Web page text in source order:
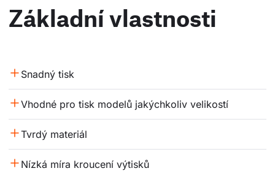
Základní vlastnosti
Snadný tisk
Vhodné pro tisk modelů jakýchkoliv velikostí
Tvrdý materiál
Nízká míra kroucení výtisků